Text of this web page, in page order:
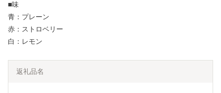
■味
青：プレーン
赤：ストロベリー
白：レモン
返礼品名